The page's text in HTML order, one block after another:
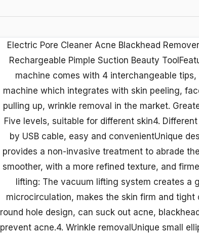
Electric Pore Cleaner Acne Blackhead
Rechargeable Pimple Suction Beauty
machine comes with 4 interchangeable
machine which integrates with skin peeling,
pulling up, wrinkle removal in the market.
Five levels, suitable for different skin4.
by USB cable, easy and convenientUnique
provides a non-invasive treatment to abrade
smoother, with a more refined texture, and
lifting: The vacuum lifting system creates
microcirculation, makes the skin firm and
round hole design, can suck out acne,
prevent acne.4. Wrinkle removalUnique small